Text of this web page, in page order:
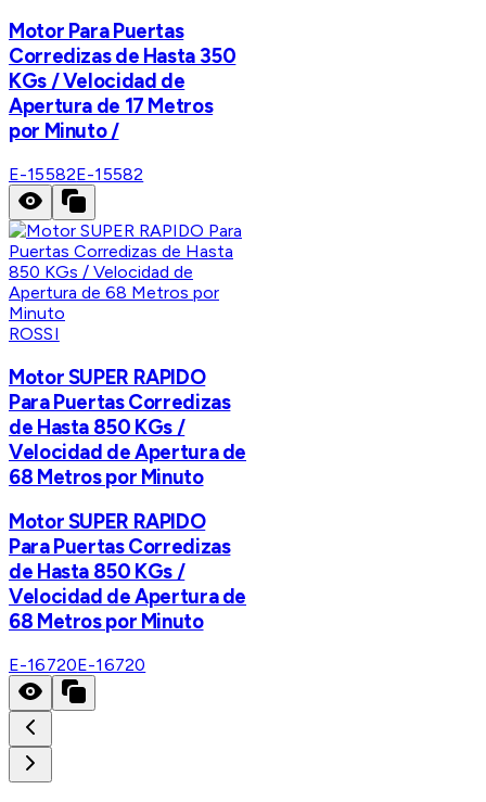
Motor Para Puertas
Corredizas de Hasta 350
KGs / Velocidad de
Apertura de 17 Metros
por Minuto /
E-15582E-15582
ROSSI
Motor SUPER RAPIDO
Para Puertas Corredizas
de Hasta 850 KGs /
Velocidad de Apertura de
68 Metros por Minuto
Motor SUPER RAPIDO
Para Puertas Corredizas
de Hasta 850 KGs /
Velocidad de Apertura de
68 Metros por Minuto
E-16720E-16720